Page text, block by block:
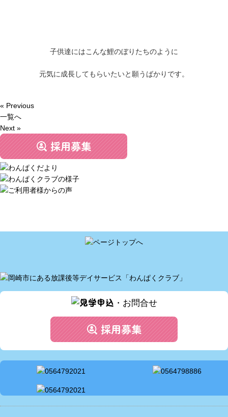
子供達にはこんな鯉のぼりたちのように
元気に成長してもらいたいと願うばかりです。
« Previous
一覧へ
Next »